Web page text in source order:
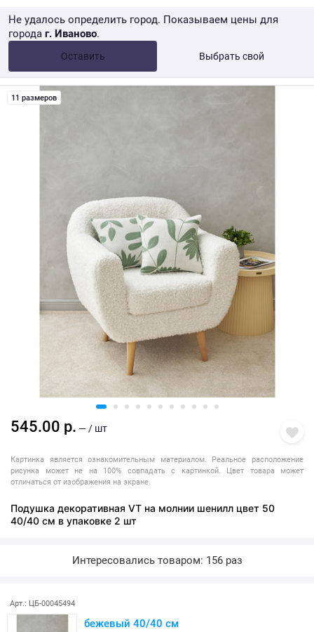
Не удалось определить город. Показываем цены для
города г. Иваново.
Оставить Выбрать свой
от 10 000 ₽ Розница → WB
11 размеров
545.00 р. — / шт
Картинка является ознакомительным материалом. Реальное расположение
рисунка может не на 100% совпадать с картинкой. Цвет товара может
отличаться от изображения на экране.
Подушка декоративная VT на молнии шенилл цвет 50
40/40 см в упаковке 2 шт
Интересовались товаром: 156 раз
Арт.: ЦБ-00045494
бежевый 40/40 см